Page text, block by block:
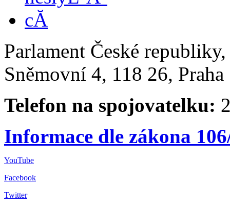
Parlament České
Sněmovní 4, 118 26,
Telefon na spojovatelku:
Informace dle zákona
YouTube
Facebook
Twitter